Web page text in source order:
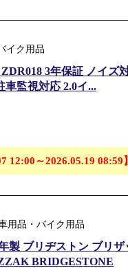
イク用品
3年保証 ノイズ
車監視対応 2.0イ...
12:00～2026.05.19 08:59】
用品・バイク用品
製 ブリヂストン ブリ
BRIDGESTONE